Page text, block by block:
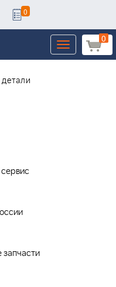
0
0
Toggle
navigation